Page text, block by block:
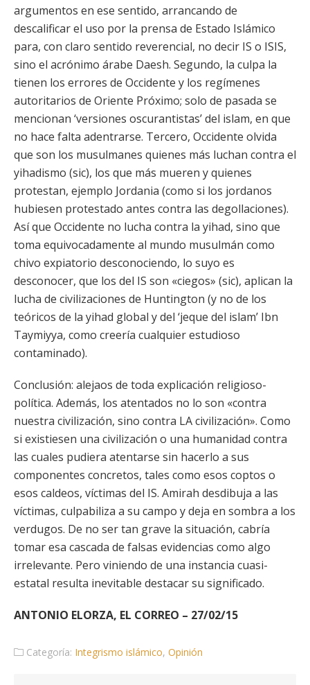
argumentos en ese sentido, arrancando de
descalificar el uso por la prensa de Estado Islámico
para, con claro sentido reverencial, no decir IS o ISIS,
sino el acrónimo árabe Daesh. Segundo, la culpa la
tienen los errores de Occidente y los regímenes
autoritarios de Oriente Próximo; solo de pasada se
mencionan ‘versiones oscurantistas’ del islam, en que
no hace falta adentrarse. Tercero, Occidente olvida
que son los musulmanes quienes más luchan contra el
yihadismo (sic), los que más mueren y quienes
protestan, ejemplo Jordania (como si los jordanos
hubiesen protestado antes contra las degollaciones).
Así que Occidente no lucha contra la yihad, sino que
toma equivocadamente al mundo musulmán como
chivo expiatorio desconociendo, lo suyo es
desconocer, que los del IS son «ciegos» (sic), aplican la
lucha de civilizaciones de Huntington (y no de los
teóricos de la yihad global y del ‘jeque del islam’ Ibn
Taymiyya, como creería cualquier estudioso
contaminado).
Conclusión: alejaos de toda explicación religioso-
política. Además, los atentados no lo son «contra
nuestra civilización, sino contra LA civilización». Como
si existiesen una civilización o una humanidad contra
las cuales pudiera atentarse sin hacerlo a sus
componentes concretos, tales como esos coptos o
esos caldeos, víctimas del IS. Amirah desdibuja a las
víctimas, culpabiliza a su campo y deja en sombra a los
verdugos. De no ser tan grave la situación, cabría
tomar esa cascada de falsas evidencias como algo
irrelevante. Pero viniendo de una instancia cuasi-
estatal resulta inevitable destacar su significado.
ANTONIO ELORZA, EL CORREO – 27/02/15
Categoría: Integrismo islámico, Opinión